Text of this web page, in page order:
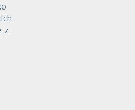
z